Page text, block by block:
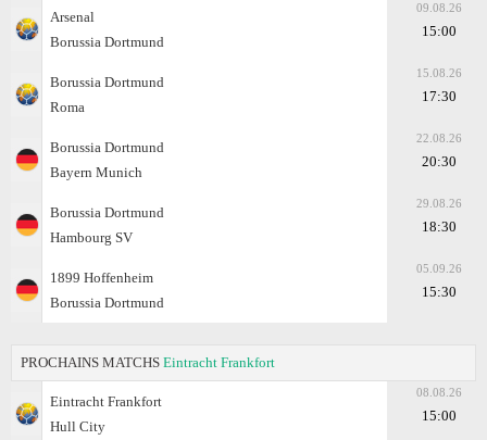
Arsenal
Borussia Dortmund
09.08.26
15:00
Borussia Dortmund
Roma
15.08.26
17:30
Borussia Dortmund
Bayern Munich
22.08.26
20:30
Borussia Dortmund
Hambourg SV
29.08.26
18:30
1899 Hoffenheim
Borussia Dortmund
05.09.26
15:30
PROCHAINS MATCHS Eintracht Frankfоrt
Eintracht Frankfоrt
Hull City
08.08.26
15:00